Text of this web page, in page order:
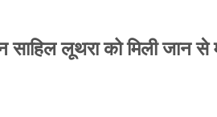
लूथरा को मिली जान से